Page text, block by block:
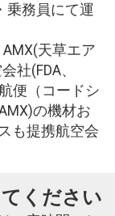
乗務員にて運
天草エア
社(FDA、
便（コードシ
の機材お
も提携航空会
ください